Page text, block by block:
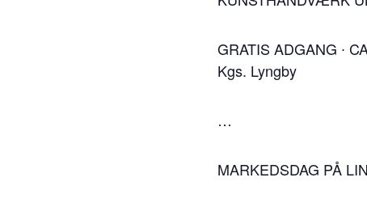
GRATIS ADGANG ∙
Kgs. Lyngby
…
MARKEDSDAG PÅ